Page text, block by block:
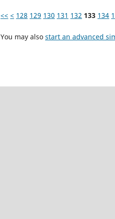
<< < 128 129 130 131 132 133 134
You may also start an advanced